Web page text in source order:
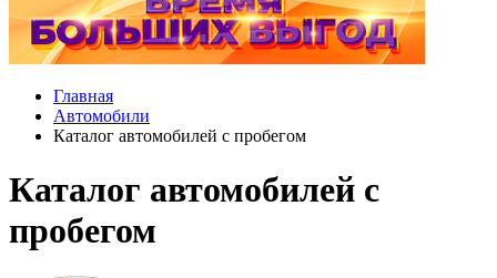
Главная
Автомобили
Каталог автомобилей с пробегом
Каталог автомобилей с
пробегом